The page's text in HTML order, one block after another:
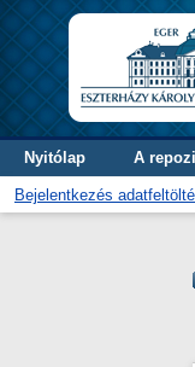
Nyitólap A
Bejelentkezés